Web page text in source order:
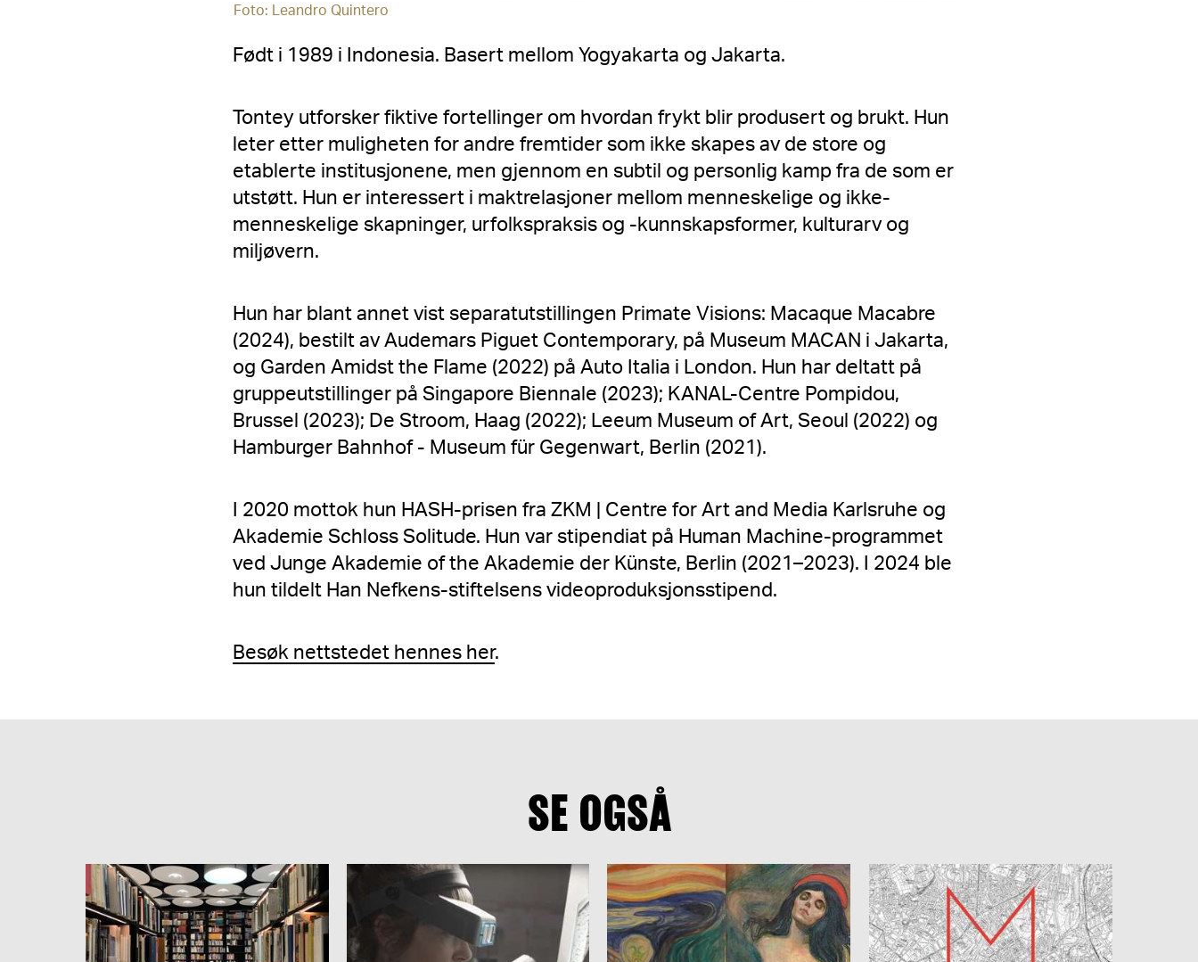
Foto: Leandro Quintero
Født i 1989 i Indonesia. Basert mellom Yogyakarta og Jakarta.
Tontey utforsker fiktive fortellinger om hvordan frykt blir produsert og brukt. Hun
leter etter muligheten for andre fremtider som ikke skapes av de store og
etablerte institusjonene, men gjennom en subtil og personlig kamp fra de som er
utstøtt. Hun er interessert i maktrelasjoner mellom menneskelige og ikke-
menneskelige skapninger, urfolkspraksis og -kunnskapsformer, kulturarv og
miljøvern.
Hun har blant annet vist separatutstillingen Primate Visions: Macaque Macabre
(2024), bestilt av Audemars Piguet Contemporary, på Museum MACAN i Jakarta,
og Garden Amidst the Flame (2022) på Auto Italia i London. Hun har deltatt på
gruppeutstillinger på Singapore Biennale (2023); KANAL-Centre Pompidou,
Brussel (2023); De Stroom, Haag (2022); Leeum Museum of Art, Seoul (2022) og
Hamburger Bahnhof - Museum für Gegenwart, Berlin (2021).
I 2020 mottok hun HASH-prisen fra ZKM | Centre for Art and Media Karlsruhe og
Akademie Schloss Solitude. Hun var stipendiat på Human Machine-programmet
ved Junge Akademie of the Akademie der Künste, Berlin (2021–2023). I 2024 ble
hun tildelt Han Nefkens-stiftelsens videoproduksjonsstipend.
Besøk nettstedet hennes her.
SE OGSÅ